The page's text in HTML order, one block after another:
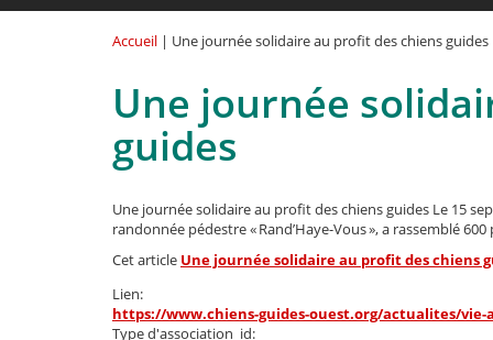
Accueil | Une journée solidaire au profit des chiens guides
Une journée
guides
Une journée solidaire au profit des chiens guides Le 15
randonnée pédestre « Rand’Haye-Vous », a rassemblé
Cet article Une journée solidaire au profit des chiens
Lien:
https://www.chiens-guides-ouest.org/actualites/
Type d'association_id: